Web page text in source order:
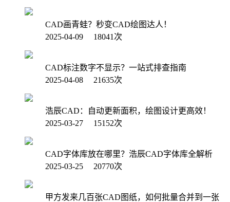
CAD画青蛙？秒变CAD绘图达人！
2025-04-09 18041次
CAD标注数字不显示？一站式排查指南
2025-04-08 21635次
浩辰CAD：自动更新面积，绘图设计更高效！
2025-03-27 15152次
CAD字体库放在哪里？浩辰CAD字体库全解析
2025-03-25 20770次
甲方发来几百张CAD图纸，如何批量合并到一张